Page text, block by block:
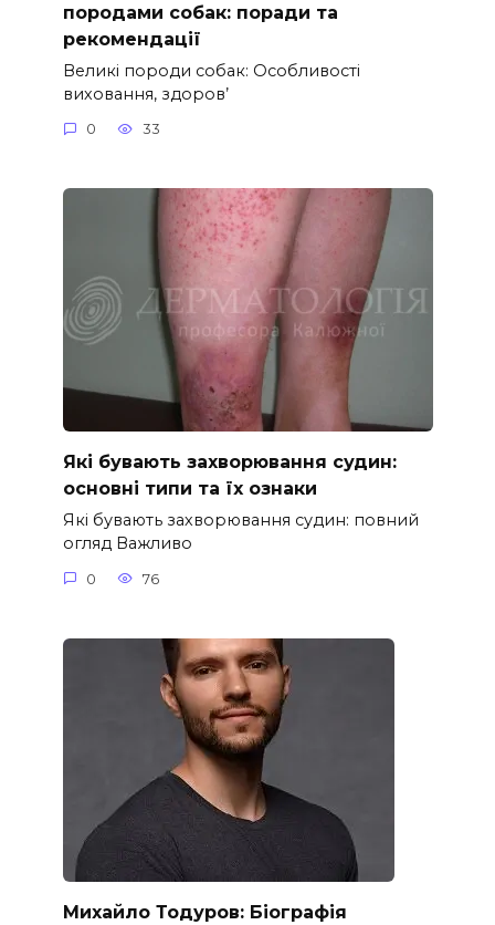
породами собак: поради та
рекомендації
Великі породи собак: Особливості
виховання, здоров’
0 33
Які бувають захворювання судин:
основні типи та їх ознаки
Які бувають захворювання судин: повний
огляд Важливо
0 76
Михайло Тодуров: Біографія